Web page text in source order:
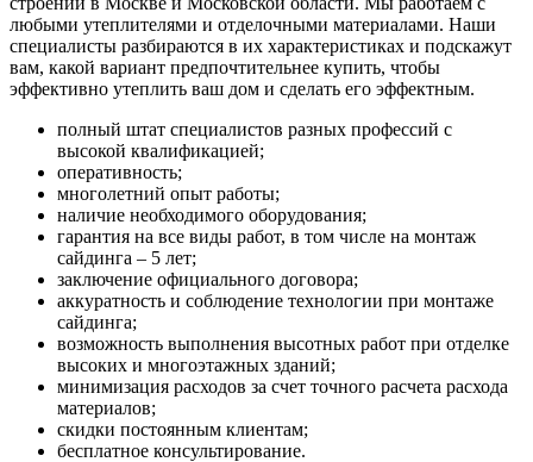
любыми утеплителями и отделочными материалами. Наши
специалисты разбираются в их характеристиках и подскажут
вам, какой вариант предпочтительнее купить, чтобы
эффективно утеплить ваш дом и сделать его эффектным.
полный штат специалистов разных профессий с
высокой квалификацией;
оперативность;
многолетний опыт работы;
наличие необходимого оборудования;
гарантия на все виды работ, в том числе на монтаж
сайдинга – 5 лет;
заключение официального договора;
аккуратность и соблюдение технологии при монтаже
сайдинга;
возможность выполнения высотных работ при отделке
высоких и многоэтажных зданий;
минимизация расходов за счет точного расчета расхода
материалов;
скидки постоянным клиентам;
бесплатное консультирование.